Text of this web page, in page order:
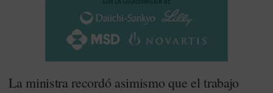
La ministra recordó asimismo que el trabajo